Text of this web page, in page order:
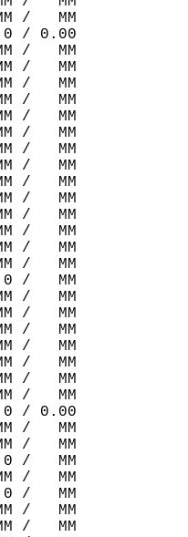
/   MM
/ 0.00
/   MM
/   MM
/   MM
/   MM
/   MM
/   MM
/   MM
/   MM
/   MM
/   MM
/   MM
/   MM
/   MM
/   MM
/   MM
/   MM
/   MM
/   MM
/   MM
/   MM
/   MM
/   MM
/ 0.00
/   MM
/   MM
/   MM
/   MM
/   MM
/   MM
/   MM